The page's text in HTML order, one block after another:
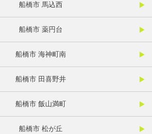
船橋市 馬込西
船橋市 薬円台
船橋市 海神町南
船橋市 田喜野井
船橋市 飯山満町
船橋市 松が丘